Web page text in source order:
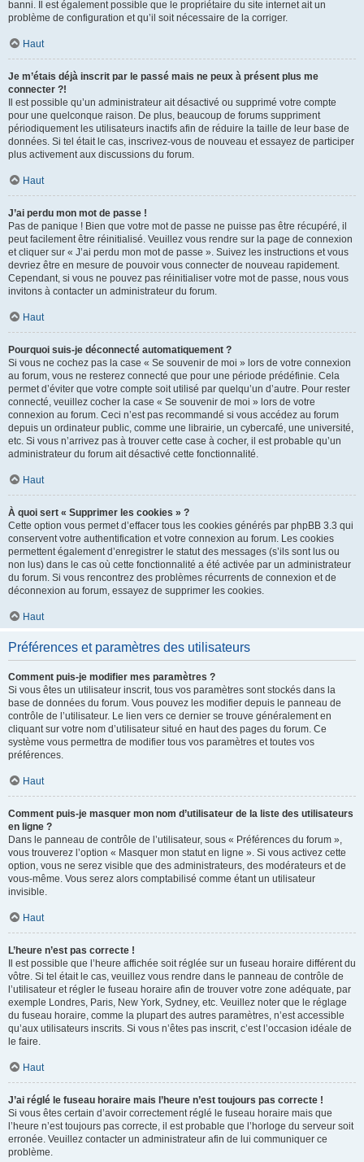
banni. Il est également possible que le propriétaire du site internet ait un
problème de configuration et qu’il soit nécessaire de la corriger.
Haut
Je m’étais déjà inscrit par le passé mais ne peux à présent plus me
connecter ?!
Il est possible qu’un administrateur ait désactivé ou supprimé votre compte
pour une quelconque raison. De plus, beaucoup de forums suppriment
périodiquement les utilisateurs inactifs afin de réduire la taille de leur base de
données. Si tel était le cas, inscrivez-vous de nouveau et essayez de participer
plus activement aux discussions du forum.
Haut
J’ai perdu mon mot de passe !
Pas de panique ! Bien que votre mot de passe ne puisse pas être récupéré, il
peut facilement être réinitialisé. Veuillez vous rendre sur la page de connexion
et cliquer sur « J’ai perdu mon mot de passe ». Suivez les instructions et vous
devriez être en mesure de pouvoir vous connecter de nouveau rapidement.
Cependant, si vous ne pouvez pas réinitialiser votre mot de passe, nous vous
invitons à contacter un administrateur du forum.
Haut
Pourquoi suis-je déconnecté automatiquement ?
Si vous ne cochez pas la case « Se souvenir de moi » lors de votre connexion
au forum, vous ne resterez connecté que pour une période prédéfinie. Cela
permet d’éviter que votre compte soit utilisé par quelqu’un d’autre. Pour rester
connecté, veuillez cocher la case « Se souvenir de moi » lors de votre
connexion au forum. Ceci n’est pas recommandé si vous accédez au forum
depuis un ordinateur public, comme une librairie, un cybercafé, une université,
etc. Si vous n’arrivez pas à trouver cette case à cocher, il est probable qu’un
administrateur du forum ait désactivé cette fonctionnalité.
Haut
À quoi sert « Supprimer les cookies » ?
Cette option vous permet d’effacer tous les cookies générés par phpBB 3.3 qui
conservent votre authentification et votre connexion au forum. Les cookies
permettent également d’enregistrer le statut des messages (s’ils sont lus ou
non lus) dans le cas où cette fonctionnalité a été activée par un administrateur
du forum. Si vous rencontrez des problèmes récurrents de connexion et de
déconnexion au forum, essayez de supprimer les cookies.
Haut
Préférences et paramètres des utilisateurs
Comment puis-je modifier mes paramètres ?
Si vous êtes un utilisateur inscrit, tous vos paramètres sont stockés dans la
base de données du forum. Vous pouvez les modifier depuis le panneau de
contrôle de l’utilisateur. Le lien vers ce dernier se trouve généralement en
cliquant sur votre nom d’utilisateur situé en haut des pages du forum. Ce
système vous permettra de modifier tous vos paramètres et toutes vos
préférences.
Haut
Comment puis-je masquer mon nom d’utilisateur de la liste des utilisateurs
en ligne ?
Dans le panneau de contrôle de l’utilisateur, sous « Préférences du forum »,
vous trouverez l’option « Masquer mon statut en ligne ». Si vous activez cette
option, vous ne serez visible que des administrateurs, des modérateurs et de
vous-même. Vous serez alors comptabilisé comme étant un utilisateur
invisible.
Haut
L’heure n’est pas correcte !
Il est possible que l’heure affichée soit réglée sur un fuseau horaire différent du
vôtre. Si tel était le cas, veuillez vous rendre dans le panneau de contrôle de
l’utilisateur et régler le fuseau horaire afin de trouver votre zone adéquate, par
exemple Londres, Paris, New York, Sydney, etc. Veuillez noter que le réglage
du fuseau horaire, comme la plupart des autres paramètres, n’est accessible
qu’aux utilisateurs inscrits. Si vous n’êtes pas inscrit, c’est l’occasion idéale de
le faire.
Haut
J’ai réglé le fuseau horaire mais l’heure n’est toujours pas correcte !
Si vous êtes certain d’avoir correctement réglé le fuseau horaire mais que
l’heure n’est toujours pas correcte, il est probable que l’horloge du serveur soit
erronée. Veuillez contacter un administrateur afin de lui communiquer ce
problème.